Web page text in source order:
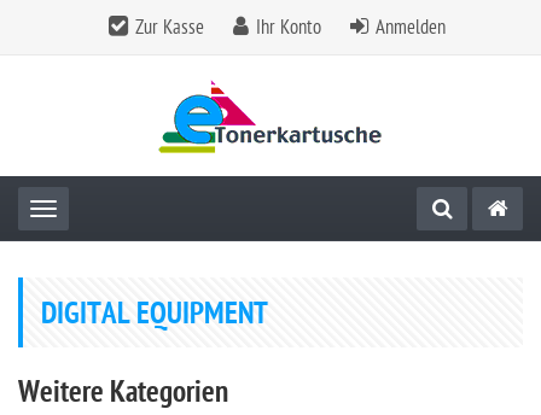
Zur Kasse Ihr Konto Anmelden
Toggle navigation
DIGITAL EQUIPMENT
Weitere Kategorien